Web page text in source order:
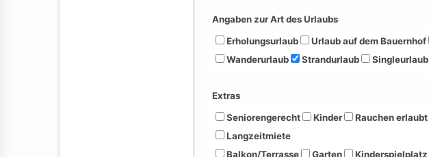
Angaben zur Art des Urlaubs
Erholungsurlaub
Urlaub auf dem Bauernhof
Wanderurlaub
Strandurlaub Singleurlaub
Extras
Seniorengerecht
Kinder Rauchen erlaubt
Langzeitmiete
Balkon/Terrasse
Garten Kinderspielplatz